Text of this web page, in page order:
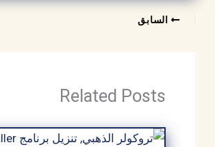
السابق
Related Posts